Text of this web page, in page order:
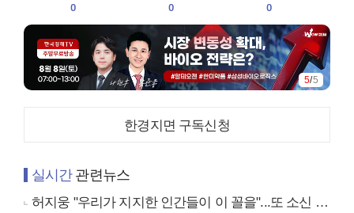
0
0
0
5/5
한경지면 구독신청
실시간관련뉴스
허지웅 "우리가 지지한 인간들이 이 꼴을"...또 소신 발언